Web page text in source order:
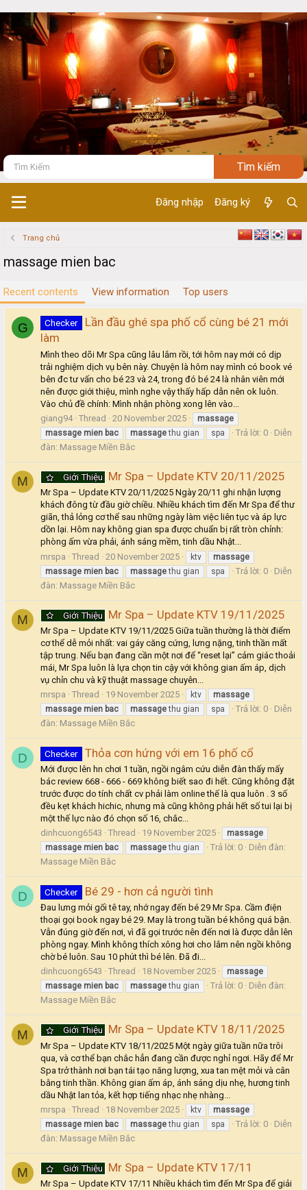
Đăng nhập Đăng ký
Trang chủ
massage mien bac
Recent contents View information Top users
G Checker
Lần đầu ghé spa phố cổ cùng bé 21 mới
làm
Mình theo dõi Mr Spa cũng lâu lắm rồi, tới hôm nay mới có dịp
trải nghiệm dịch vụ bên này. Chuyện là hôm nay mình có book vé
bên đc tư vấn cho bé 23 và 24, trong đó bé 24 là nhân viên mới
nên được giới thiệu, mình nghe vậy thấy hấp dẫn nên ok luôn.
Vào chủ đề chính: Mình nhận phòng xong lên vào...
giang94 Thread 20 November 2025
massage
massage mien bac massagethu gian spa Trả lời: 0
Diễn
đàn: Massage Miền Bắc
M Giới Thiệu Mr Spa – Update KTV 20/11/2025
Mr Spa – Update KTV 20/11/2025 Ngày 20/11 ghi nhận lượng
khách đông từ đầu giờ chiều. Nhiều khách tìm đến Mr Spa để thư
giãn, thả lỏng cơ thể sau những ngày làm việc liên tục và áp lực
dồn lại. Hôm nay không gian spa được chuẩn bị rất tròn chỉnh:
phòng ấm vừa phải, ánh sáng mềm, tinh dầu Nhật...
mrspa
Thread 20 November 2025 ktv
massage
massage mien bac massagethu gian spa Trả lời: 0
Diễn
đàn: Massage Miền Bắc
M Giới Thiệu Mr Spa – Update KTV 19/11/2025
Mr Spa – Update KTV 19/11/2025 Giữa tuần thường là thời điểm
cơ thể dễ mỏi nhất: vai gáy căng cứng, lưng nặng, tinh thần mất
tập trung. Nếu bạn đang cần một nơi để “reset lại” cảm giác thoải
mái, Mr Spa luôn là lựa chọn tin cậy với không gian ấm áp, dịch
vụ chỉn chu và kỹ thuật massage chuyên...
mrspa
Thread 19 November 2025 ktv
massage
massage mien bac massagethu gian spa Trả lời: 0
Diễn
đàn: Massage Miền Bắc
D Checker Thỏa cơn hứng với em 16 phố cổ
Mới được lên hn chơi 1 tuần, ngồi ngâm cứu diễn đàn thấy mấy
bác review 668 - 666 - 669 không biết sao đi hết. Cũng không đặt
trước được do tính chất cv phải làm online thế là qua luôn . 3 số
đều kẹt khách hichic, nhưng mà cũng không phải hết số tui lại bị
một thế lực nào đó chọn số 16, chắc...
dinhcuong6543
Thread 19 November 2025
massage
massage mien bac massagethu gian Trả lời: 0
Diễn đàn:
Massage Miền Bắc
D Checker Bé 29 - hơn cả người tình
Đau lưng mỏi gối tê tay, nhớ ngay đến bé 29 Mr Spa. Cầm điện
thoại gọi book ngay bé 29. May là trong tuần bé không quá bận.
Vẫn đúng giờ đến nơi, vì đã gọi trước nên đến nơi là được dẫn lên
phòng ngay. Mình không thích xông hơi cho lắm nên ngồi không
chờ bé luôn. Sau 10 phút thì bé lên. Đã đi...
dinhcuong6543
Thread 18 November 2025
massage
massage mien bac massagethu gian Trả lời: 0
Diễn đàn:
Massage Miền Bắc
M Giới Thiệu Mr Spa – Update KTV 18/11/2025
Mr Spa – Update KTV 18/11/2025 Một ngày giữa tuần nữa trôi
qua, và cơ thể bạn chắc hẳn đang cần được nghỉ ngơi. Hãy để Mr
Spa trở thành nơi bạn tái tạo năng lượng, xua tan mệt mỏi và cân
bằng tinh thần. Không gian ấm áp, ánh sáng dịu nhẹ, hương tinh
dầu Nhật lan tỏa, kết hợp tiếng nhạc nhẹ nhàng...
mrspa
Thread 18 November 2025 ktv
massage
massage mien bac massagethu gian spa Trả lời: 0
Diễn
đàn: Massage Miền Bắc
M Giới Thiệu Mr Spa – Update KTV 17/11
Mr Spa – Update KTV 17/11 Nhiều khách tìm đến Mr Spa để giải